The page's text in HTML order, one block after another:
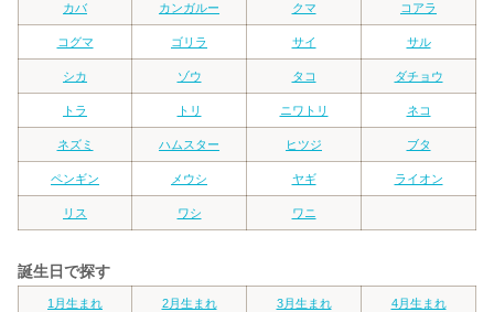
カバ カンガルー クマ コアラ
コグマ ゴリラ サイ サル
シカ ゾウ タコ ダチョウ
トラ トリ ニワトリ ネコ
ネズミ ハムスター ヒツジ ブタ
ペンギン メウシ ヤギ ライオン
リス ワシ ワニ
誕生日で探す
1月生まれ 2月生まれ 3月生まれ 4月生まれ